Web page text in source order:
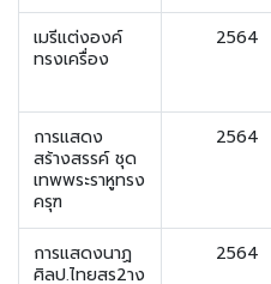
เมรีแต่งองค์
ทรงเครื่อง
2564
การแสดง
สร้างสรรค์ ชุด
เทพพระราหูทรง
ครุฑ
2564
การแสดงนาฏ
ศิลป.ไทยสร2าง
2564